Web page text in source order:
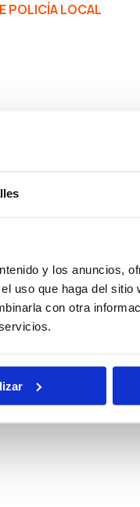
y los anuncios,
uso que haga del sitio
con otra
POLICÍA LOCAL
Ejecutiva
Auxilio Judicial